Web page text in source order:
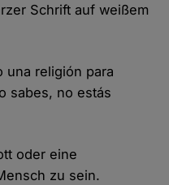
Schrift auf weißem
una religión para
sabes, no estás
oder eine
zu sein.